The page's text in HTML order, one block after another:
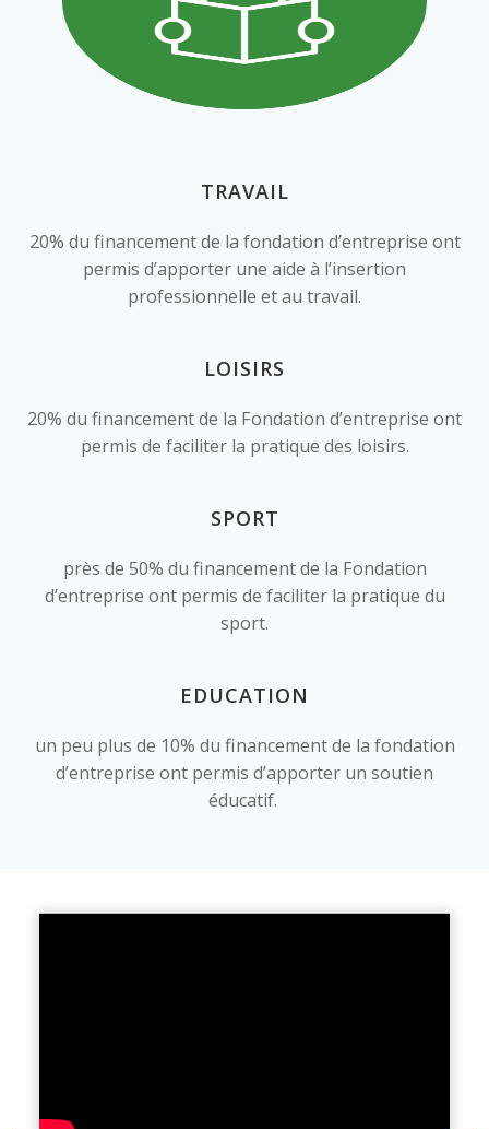
TRAVAIL
20% du financement de la fondation d’entreprise ont
permis d’apporter une aide à l’insertion
professionnelle et au travail.
LOISIRS
20% du financement de la Fondation d’entreprise ont
permis de faciliter la pratique des loisirs.
SPORT
près de 50% du financement de la Fondation
d’entreprise ont permis de faciliter la pratique du
sport.
EDUCATION
un peu plus de 10% du financement de la fondation
d’entreprise ont permis d’apporter un soutien
éducatif.